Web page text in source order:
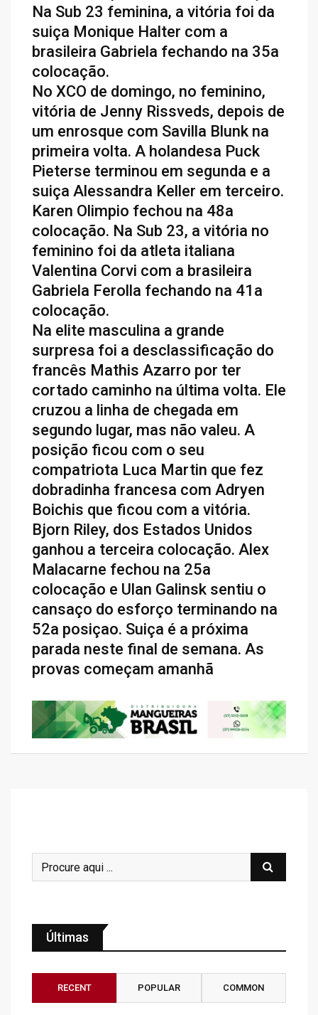
Na Sub 23 feminina, a vitória foi da
suiça Monique Halter com a
brasileira Gabriela fechando na 35a
colocação.
No XCO de domingo, no feminino,
vitória de Jenny Rissveds, depois de
um enrosque com Savilla Blunk na
primeira volta. A holandesa Puck
Pieterse terminou em segunda e a
suiça Alessandra Keller em terceiro.
Karen Olimpio fechou na 48a
colocação. Na Sub 23, a vitória no
feminino foi da atleta italiana
Valentina Corvi com a brasileira
Gabriela Ferolla fechando na 41a
colocação.
Na elite masculina a grande
surpresa foi a desclassificação do
francês Mathis Azarro por ter
cortado caminho na última volta. Ele
cruzou a linha de chegada em
segundo lugar, mas não valeu. A
posição ficou com o seu
compatriota Luca Martin que fez
dobradinha francesa com Adryen
Boichis que ficou com a vitória.
Bjorn Riley, dos Estados Unidos
ganhou a terceira colocação. Alex
Malacarne fechou na 25a
colocação e Ulan Galinsk sentiu o
cansaço do esforço terminando na
52a posiçao. Suiça é a próxima
parada neste final de semana. As
provas começam amanhã
Últimas
RECENT POPULAR COMMON